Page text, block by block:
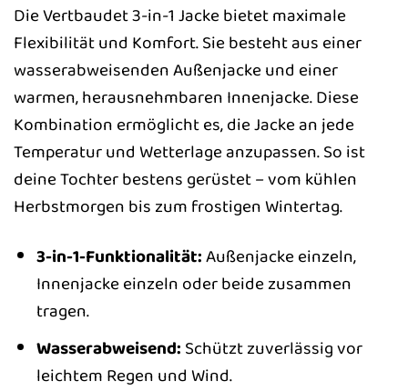
Die Vertbaudet 3-in-1 Jacke bietet maximale
Flexibilität und Komfort. Sie besteht aus einer
wasserabweisenden Außenjacke und einer
warmen, herausnehmbaren Innenjacke. Diese
Kombination ermöglicht es, die Jacke an jede
Temperatur und Wetterlage anzupassen. So ist
deine Tochter bestens gerüstet – vom kühlen
Herbstmorgen bis zum frostigen Wintertag.
3-in-1-Funktionalität:Außenjacke einzeln,
Innenjacke einzeln oder beide zusammen
tragen.
Wasserabweisend: Schützt zuverlässig vor
leichtem Regen und Wind.